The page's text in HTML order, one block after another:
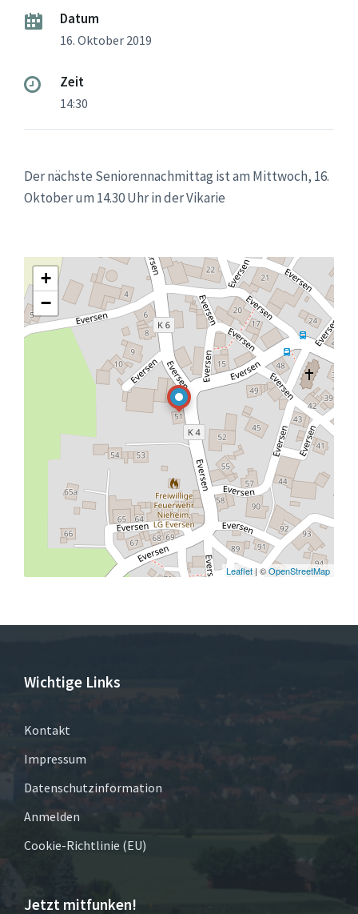
Datum
16. Oktober 2019
Zeit
14:30
Der nächste Seniorennachmittag ist am Mittwoch, 16.
Oktober um 14.30 Uhr in der Vikarie
+
−
Leaflet| ©OpenStreetMap
Wichtige Links
Kontakt
Impressum
Datenschutzinformation
Anmelden
Cookie-Richtlinie (EU)
Jetzt mitfunken!